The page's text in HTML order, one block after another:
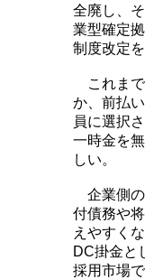
全廃し、
業型確定
制度改定
これまで
か、前払
員に選択
一時金を
しい。
企業側の
付債務や
えやすく
DC掛金と
採用市場